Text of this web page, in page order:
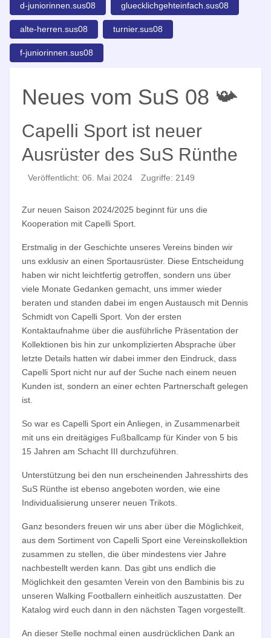
d-juniorinnen.sus08 gluecklichgehteinfach.sus08
alte-herren.sus08 turnier.sus08
f-juniorinnen.sus08
Neues vom SuS 08 📯
Capelli Sport ist neuer
Ausrüster des SuS Rünthe
Veröffentlicht: 06. Mai 2024 Zugriffe: 2149
Zur neuen Saison 2024/2025 beginnt für uns die
Kooperation mit Capelli Sport.
Erstmalig in der Geschichte unseres Vereins binden wir
uns exklusiv an einen Sportausrüster. Diese Entscheidung
haben wir nicht leichtfertig getroffen, sondern uns über
viele Monate Gedanken gemacht, uns immer wieder
beraten und standen dabei im engen Austausch mit Dennis
Schmidt von Capelli Sport. Von der ersten
Kontaktaufnahme über die ausführliche Präsentation der
Kollektionen bis hin zur unkomplizierten Absprache über
letzte Details hatten wir dabei immer den Eindruck, dass
Capelli Sport nicht nur auf der Suche nach einem neuen
Kunden ist, sondern an einer echten Partnerschaft gelegen
ist.
So war es Capelli Sport ein Anliegen, in Zusammenarbeit
mit uns ein dreitägiges Fußballcamp für Kinder von 5 bis
15 Jahren am Schacht III durchzuführen.
Unterstützung bei den nun erscheinenden Jahresshirts des
SuS Rünthe ist ebenso angeboten worden, wie eine
Individualisierung unserer neuen Trikots.
Ganz besonders freuen wir uns aber über die Möglichkeit,
aus dem Sortiment von Capelli Sport eine Vereinskollektion
zusammen zu stellen, die über mindestens vier Jahre
nachbestellt werden kann. Das gibt uns endlich die
Möglichkeit den gesamten Verein von den Bambinis bis zu
unseren Walking Footballern einheitlich auszustatten. Der
Katalog wird euch dann in den nächsten Tagen vorgestellt.
An dieser Stelle nochmal einen ausdrücklichen Dank an